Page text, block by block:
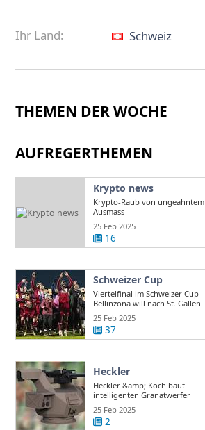
Ihr Land: Schweiz
THEMEN DER WOCHE
AUFREGERTHEMEN
Krypto news
Krypto-Raub von ungeahntem
Ausmass
25 Feb 2025
16
Schweizer Cup
Viertelfinal im Schweizer Cup
Bellinzona will nach St. Gallen
auch ...
25 Feb 2025
37
Heckler
Heckler &amp; Koch baut
intelligenten Granatwerfer
gegen Drohnen
25 Feb 2025
2